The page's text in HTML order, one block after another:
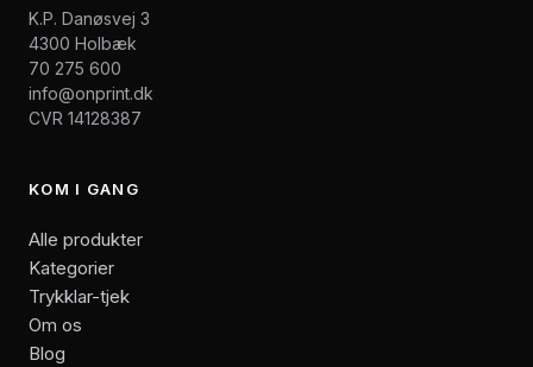
K.P. Danøsvej 3
4300 Holbæk
70 275 600
info@onprint.dk
CVR 14128387
KOM I GANG
Alle produkter
Kategorier
Trykklar-tjek
Om os
Blog